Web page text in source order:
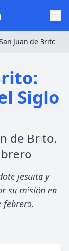
San Juan de Brito
Siglo
de Brito,
jesuita y
su misión en
febrero.